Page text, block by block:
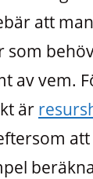
att
som
av vem.
är